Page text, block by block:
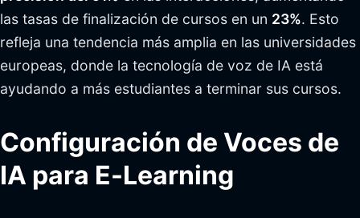
las tasas de finalización de cursos en un 23%. Esto
refleja una tendencia más amplia en las universidades
europeas, donde la tecnología de voz de IA está
ayudando a más estudiantes a terminar sus cursos.
Configuración de Voces de
IA para E-Learning